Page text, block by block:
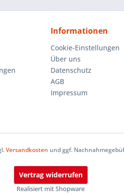
Informationen
Cookie-Einstellungen
Über uns
Datenschutz
AGB
Impressum
Versandkosten und ggf.
Vertrag widerrufen
Realisiert mit Shopware